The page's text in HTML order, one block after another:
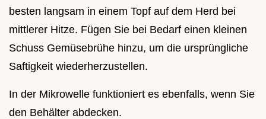
besten langsam in einem Topf auf dem Herd bei
mittlerer Hitze. Fügen Sie bei Bedarf einen kleinen
Schuss Gemüsebrühe hinzu, um die ursprüngliche
Saftigkeit wiederherzustellen.
In der Mikrowelle funktioniert es ebenfalls, wenn Sie
den Behälter abdecken.